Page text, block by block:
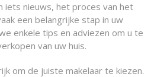
iets nieuws, het proces van het
een belangrijke stap in uw
enkele tips en adviezen om u te
van uw huis.
om de juiste makelaar te kiezen.